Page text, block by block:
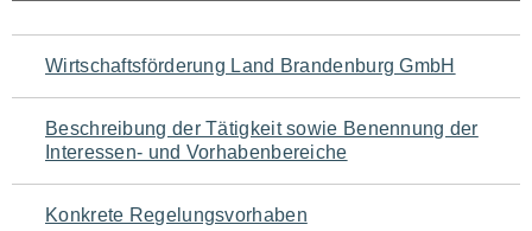
Navigation
für
den
Seiteninhalt
Wirtschaftsförderung Land Brandenburg GmbH
Beschreibung der Tätigkeit sowie Benennung der
Interessen- und Vorhabenbereiche
Konkrete Regelungsvorhaben